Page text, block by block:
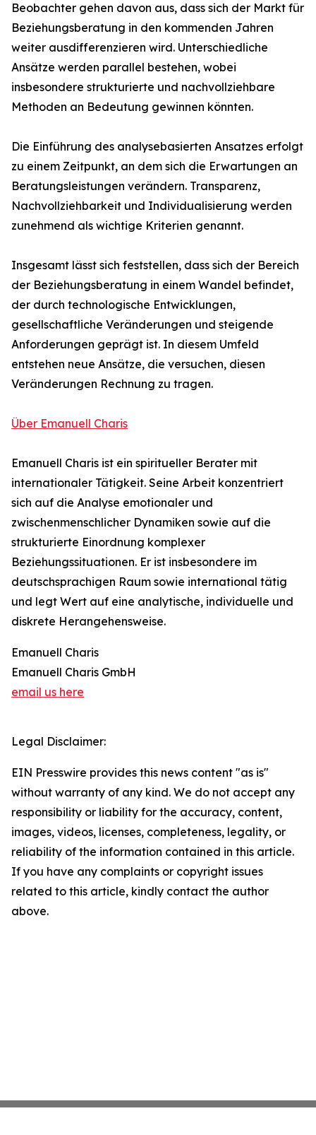
Beobachter gehen davon aus, dass sich der Markt für
Beziehungsberatung in den kommenden Jahren
weiter ausdifferenzieren wird. Unterschiedliche
Ansätze werden parallel bestehen, wobei
insbesondere strukturierte und nachvollziehbare
Methoden an Bedeutung gewinnen könnten.
Die Einführung des analysebasierten Ansatzes erfolgt
zu einem Zeitpunkt, an dem sich die Erwartungen an
Beratungsleistungen verändern. Transparenz,
Nachvollziehbarkeit und Individualisierung werden
zunehmend als wichtige Kriterien genannt.
Insgesamt lässt sich feststellen, dass sich der Bereich
der Beziehungsberatung in einem Wandel befindet,
der durch technologische Entwicklungen,
gesellschaftliche Veränderungen und steigende
Anforderungen geprägt ist. In diesem Umfeld
entstehen neue Ansätze, die versuchen, diesen
Veränderungen Rechnung zu tragen.
Über Emanuell Charis
Emanuell Charis ist ein spiritueller Berater mit
internationaler Tätigkeit. Seine Arbeit konzentriert
sich auf die Analyse emotionaler und
zwischenmenschlicher Dynamiken sowie auf die
strukturierte Einordnung komplexer
Beziehungssituationen. Er ist insbesondere im
deutschsprachigen Raum sowie international tätig
und legt Wert auf eine analytische, individuelle und
diskrete Herangehensweise.
Emanuell Charis
Emanuell Charis GmbH
email us here
Legal Disclaimer:
EIN Presswire provides this news content "as is"
without warranty of any kind. We do not accept any
responsibility or liability for the accuracy, content,
images, videos, licenses, completeness, legality, or
reliability of the information contained in this article.
If you have any complaints or copyright issues
related to this article, kindly contact the author
above.